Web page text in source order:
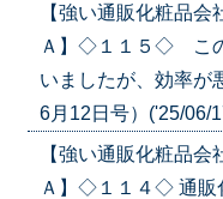
【強い通販化粧品
Ａ】◇１１５◇ この
いましたが、効率が
6月12日号）('25/06/
【強い通販化粧品
Ａ】◇１１４◇ 通販